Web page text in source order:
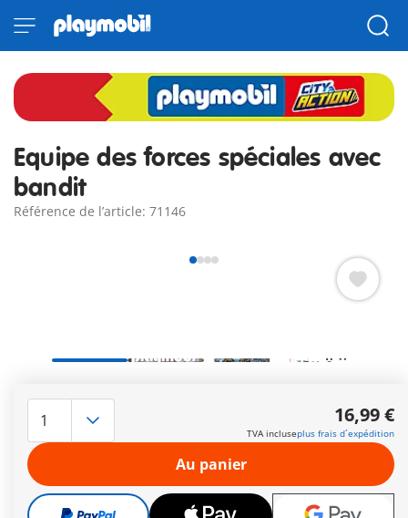
Equipe des forces spéciales avec
bandit
Référence de l’article: 71146
Autres informations
Le délai de livraison est actuellement de 2 à 4 jours
Livraison gratuite à partir de 40 €
16,99 €
TVA incluseplus frais d´expédition
Au panier